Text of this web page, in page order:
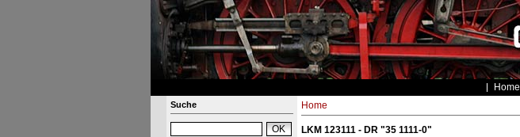
Home
Suche Home
LKM 123111 - DR "35 1111-0"